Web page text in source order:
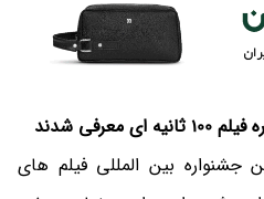
شدند
جشنواره بین المللی فیلم های